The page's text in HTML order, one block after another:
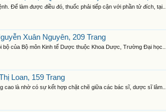
Để làm được điều đó, thuốc phải tiếp cận với phần tử đích, tại...
Xuân Nguyên, 209 Trang
của Bộ môn Kinh tế Dược thuộc Khoa Dược, Trường Đại học...
Loan, 159 Trang
cao là nhờ có sự kết hợp chặt chẽ giữa các bác sĩ, dược sĩ lâm...